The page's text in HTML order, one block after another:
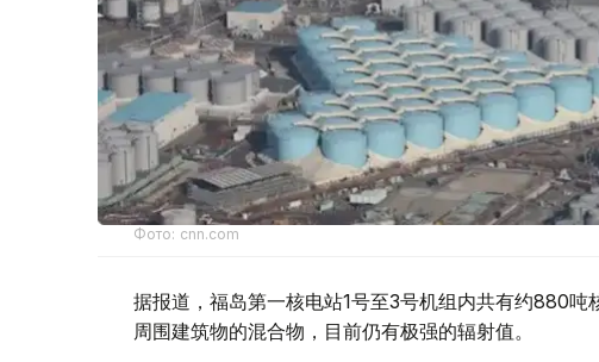
Фото: cnn.com
据报道，福岛第一核电站1号至3号机组内共有约880
周围建筑物的混合物，目前仍有极强的辐射值。